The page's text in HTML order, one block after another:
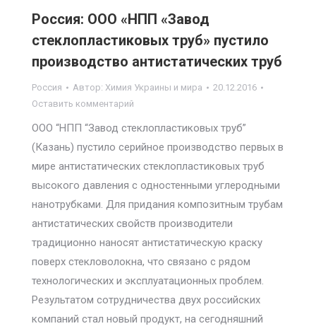
Россия: ООО «НПП «Завод
стеклопластиковых труб» пустило
производство антистатических труб
Россия Автор: Химия Украины и мира
20.12.2016
Оставить комментарий
ООО “НПП “Завод стеклопластиковых труб”
(Казань) пустило серийное производство первых в
мире антистатических стеклопластиковых труб
высокого давления с одностенными углеродными
нанотрубками. Для придания композитным трубам
антистатических свойств производители
традиционно наносят антистатическую краску
поверх стекловолокна, что связано с рядом
технологических и эксплуатационных проблем.
Результатом сотрудничества двух российских
компаний стал новый продукт, на сегодняшний